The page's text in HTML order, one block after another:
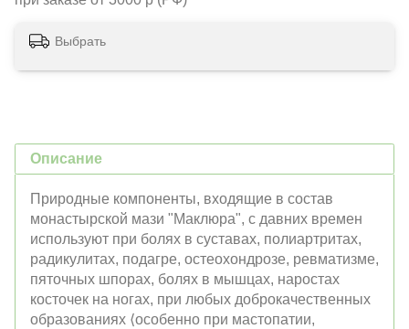
Выбрать
Описание
Природные компоненты, входящие в состав
монастырской мази "Маклюра", с давних времен
используют при болях в суставах, полиартритах,
радикулитах, подагре, остеохондрозе, ревматизме,
пяточных шпорах, болях в мышцах, наростах
косточек на ногах, при любых доброкачественных
образованиях ⟨особенно при мастопатии,